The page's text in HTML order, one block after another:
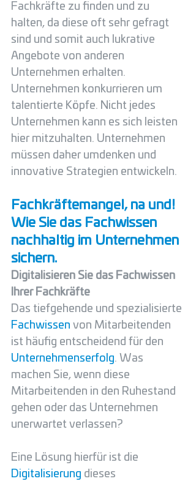
Fachkräfte zu finden und zu
halten, da diese oft sehr gefragt
sind und somit auch lukrative
Angebote von anderen
Unternehmen erhalten.
Unternehmen konkurrieren um
talentierte Köpfe. Nicht jedes
Unternehmen kann es sich leisten
hier mitzuhalten. Unternehmen
müssen daher umdenken und
innovative Strategien entwickeln.
Fachkräftemangel, na und!
Wie Sie das Fachwissen
nachhaltig im Unternehmen
sichern.
Digitalisieren Sie das Fachwissen
Ihrer Fachkräfte
Das tiefgehende und spezialisierte
Fachwissen von Mitarbeitenden
ist häufig entscheidend für den
Unternehmenserfolg. Was
machen Sie, wenn diese
Mitarbeitenden in den Ruhestand
gehen oder das Unternehmen
unerwartet verlassen?
Eine Lösung hierfür ist die
Digitalisierung dieses